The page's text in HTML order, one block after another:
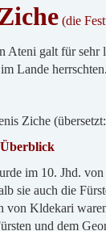
(die
Ateni galt für sehr
Lande
Ziche
im 10. Jhd. von
sie auch die
von Kldekari
und dem